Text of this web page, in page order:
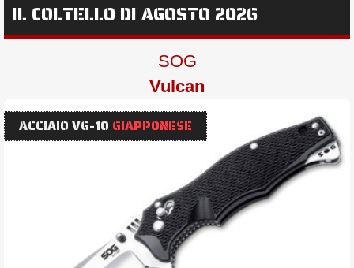
IL COLTELLO DI AGOSTO 2026
SOG
Vulcan
ACCIAIO VG-10 GIAPPONESE